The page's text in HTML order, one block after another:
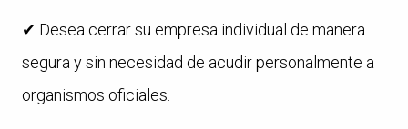
✔ Desea cerrar su empresa individual de manera
segura y sin necesidad de acudir personalmente a
organismos oficiales.